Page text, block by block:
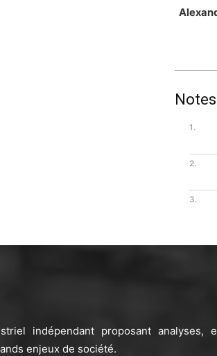
indépendant proposant analyses,
enjeux de société.